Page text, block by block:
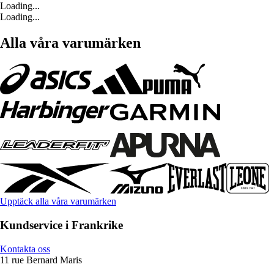
Loading...
Loading...
Alla våra varumärken
Upptäck alla våra varumärken
Kundservice i Frankrike
Kontakta oss
11 rue Bernard Maris